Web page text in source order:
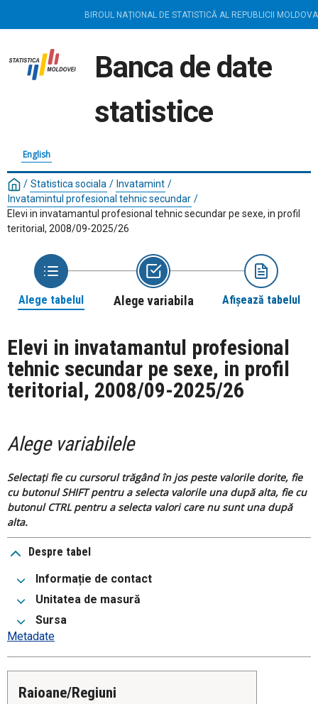
BIROUL NAȚIONAL DE STATISTICĂ AL REPUBLICII MOLDOVA
Banca de date
statistice
English
/ Statistica sociala / Invatamint /
Invatamintul profesional tehnic secundar /
Elevi in invatamantul profesional tehnic secundar pe sexe, in profil
teritorial, 2008/09-2025/26
Alege tabelul Alege variabila Afișează tabelul
Elevi in invatamantul profesional
tehnic secundar pe sexe, in profil
teritorial, 2008/09-2025/26
Alege variabilele
Selectați fie cu cursorul trăgând în jos peste valorile dorite, fie
cu butonul SHIFT pentru a selecta valorile una după alta, fie cu
butonul CTRL pentru a selecta valori care nu sunt una după
alta.
Despre tabel
Informație de contact
Unitatea de masură
Sursa
Metadate
Raioane/Regiuni